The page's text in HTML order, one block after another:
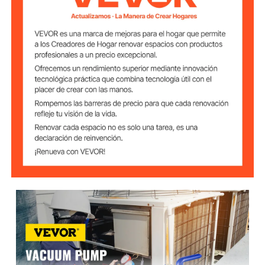
Potencia 1/3 HP
Capacidad de
Aceite
250 ml
Dimensión Total
290 x 120 x 240 mm (11,5
pulgadas x 4,7 pulgadas x
9,4 pulgadas)
Peso